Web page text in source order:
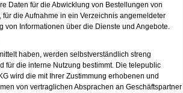
Daten für die Abwicklung von Bestellungen von
die Aufnahme in ein Verzeichnis angemeldeter
von Informationen über die Dienste und Angebote.
haben, werden selbstverständlich streng
für die interne Nutzung bestimmt. Die telepublic
wird die mit Ihrer Zustimmung erhobenen und
von vertraglichen Absprachen an Geschäftspartner